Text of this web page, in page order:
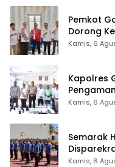
Pemkot
Dorong
Kamis, 6
Kapolres
Perkuat
Kamis, 6
Semarak
Kamis, 6